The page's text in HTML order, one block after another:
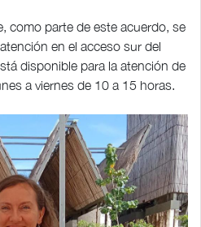
como parte de este acuerdo, se
en el acceso sur del
disponible para la atención de
a viernes de 10 a 15 horas.